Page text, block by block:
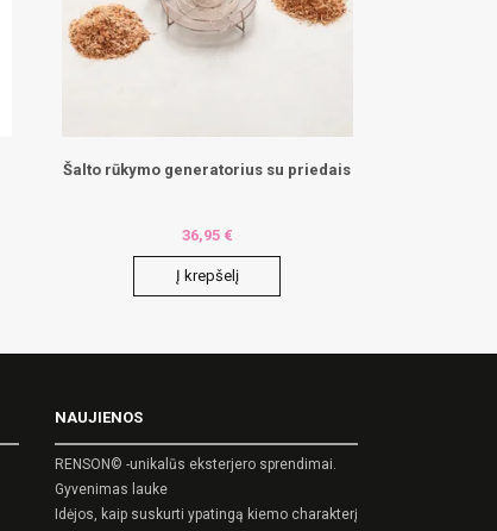
Šalto rūkymo generatorius su priedais
36,95 €
Į krepšelį
NAUJIENOS
RENSON© -unikalūs eksterjero sprendimai.
Gyvenimas lauke
Idėjos, kaip suskurti ypatingą kiemo charakterį